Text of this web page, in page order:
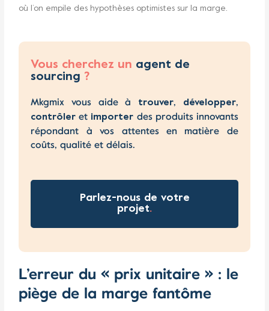
où l’on empile des hypothèses optimistes sur la marge.
Vous cherchez un agent de
sourcing ?
Mkgmix vous aide à trouver, développer,
contrôler et importer des produits innovants
répondant à vos attentes en matière de
coûts, qualité et délais.
Parlez-nous de votre
projet.
L’erreur du « prix unitaire » : le
piège de la marge fantôme